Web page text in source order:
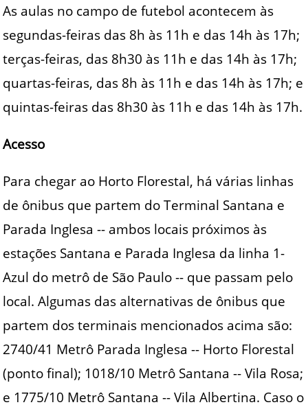
As aulas no campo de futebol acontecem às
segundas-feiras das 8h às 11h e das 14h às 17h;
terças-feiras, das 8h30 às 11h e das 14h às 17h;
quartas-feiras, das 8h às 11h e das 14h às 17h; e
quintas-feiras das 8h30 às 11h e das 14h às 17h.
Acesso
Para chegar ao Horto Florestal, há várias linhas
de ônibus que partem do Terminal Santana e
Parada Inglesa -- ambos locais próximos às
estações Santana e Parada Inglesa da linha 1-
Azul do metrô de São Paulo -- que passam pelo
local. Algumas das alternativas de ônibus que
partem dos terminais mencionados acima são:
2740/41 Metrô Parada Inglesa -- Horto Florestal
(ponto final); 1018/10 Metrô Santana -- Vila Rosa;
e 1775/10 Metrô Santana -- Vila Albertina. Caso o